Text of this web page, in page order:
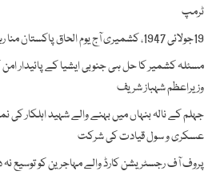
ٹرمپ
19جولائی 1947، کشمیری آج یوم الحاق پاکستان منا رہے ہیں
مسئلہ کشمیر کا حل ہی جنوبی ایشیا کے پائیدار
وزیراعظم شہباز شریف
جہلم کے نالہ بنہاں میں بہنے والے شہید اہلکار کی
عسکری و سول قیادت کی شرکت
پروف آف رجسٹریشن کارڈ والے مہاجرین کو توسیع نہ